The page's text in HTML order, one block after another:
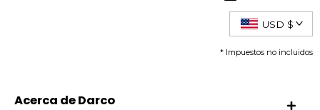
USD $
* Impuestos no incluidos
Acerca de Darco